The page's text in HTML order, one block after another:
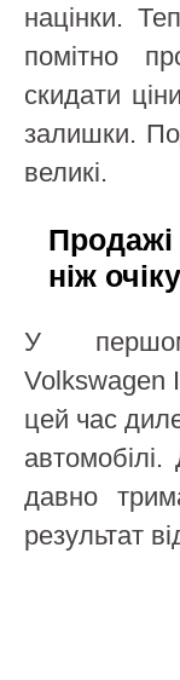
націнки.
помітно
скидати
залишки.
великі.
ніж
У
Volkswagen
цей час
давно
результат